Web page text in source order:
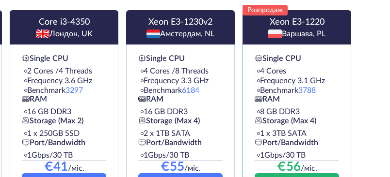
Core i3-4350
Лондон, UK
Single CPU
2 Cores /4 Threads
Frequency 3.6 GHz
Benchmark3297
RAM
16 GB DDR3
Storage (Max 2)
1 х 250GB SSD
Port/Bandwidth
1Gbps/30 TB
€41/міс.
Xeon E3-1230v2
Амстердам, NL
Single CPU
4 Cores /8 Threads
Frequency 3.3 GHz
Benchmark6184
RAM
16 GB DDR3
Storage (Max 4)
2 х 1TB SATA
Port/Bandwidth
1Gbps/30 TB
€55/міс.
Розпродаж
Xeon E3-1220
Варшава, PL
Single CPU
4 Cores
Frequency 3.1 GHz
Benchmark3788
RAM
8 GB DDR3
Storage (Max 4)
1 х 3TB SATA
Port/Bandwidth
1Gbps/30 TB
€56/міс.